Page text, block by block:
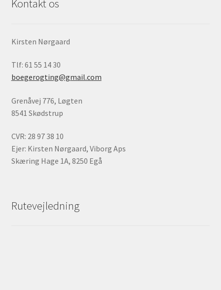
Kontakt os
Kirsten Nørgaard
Tlf: 61 55 14 30
boegerogting@gmail.com
Grenåvej 776, Løgten
8541 Skødstrup
CVR: 28 97 38 10
Ejer: Kirsten Nørgaard, Viborg Aps
Skæring Hage 1A, 8250 Egå
Rutevejledning